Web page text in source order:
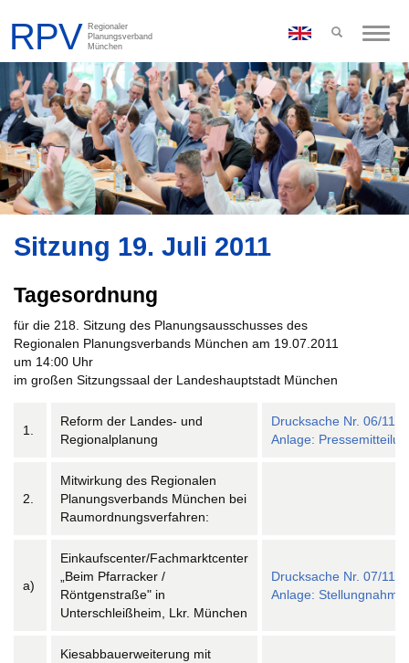
Toggle
Sitzung 19. Juli 2011
Tagesordnung
für die 218. Sitzung des Planungsausschusses des
Regionalen Planungsverbands München am 19.07.2011
um 14:00 Uhr
im großen Sitzungssaal der Landeshauptstadt München
1.
Reform der Landes- und
Regionalplanung
Drucksache Nr. 06/11
Anlage:
2.
Mitwirkung des Regionalen
Planungsverbands München bei
Raumordnungsverfahren:
a)
Einkaufscenter/Fachmarktcenter
„Beim Pfarracker /
Röntgenstraße" in
Unterschleißheim, Lkr. München
Drucksache Nr. 07/11
Anlage: Stellungnahme
Kiesabbauerweiterung mit